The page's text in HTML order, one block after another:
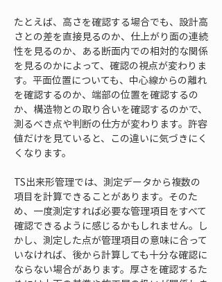
たとえば、高さを確認する場合でも、設計高
さとの差を直接見るのか、仕上がり面の連続
性を見るのか、ある断面内での相対的な関係
を見るのかによって、確認の視点が変わりま
す。平面位置についても、中心線からの離れ
を確認するのか、端部の位置を確認するの
か、構造物との取り合いを確認するのかで、
測るべき点や判断の仕方が変わります。許容
値だけを見ていると、この違いに気づきにく
くなります。
TS出来形管理では、測定データから複数の
項目を計算できることがあります。そのた
め、一度測定すれば必要な管理項目をすべて
確認できるように感じるかもしれません。し
かし、測定した点が管理項目の意味に合って
いなければ、後から計算しても十分な確認に
ならない場合があります。厚さを確認するた